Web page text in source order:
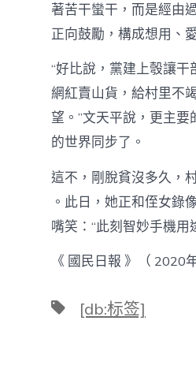
著苦干蠻干，而是經由
正向鼓勵，構成想用、
“好比說，黨建上彀讓
網紅賣山貨，給村里不
望。”文天平說，更主
的世界同步了。
這不，剛脫貧沒多久，
。此日，她正和侄女錄
嘴笑：“此刻智妙手機用
《 國民日報 》（ 2020
標 [db:标签]